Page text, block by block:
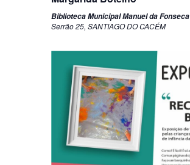
Biblioteca Municipal Manuel da Fonseca
Serrão 25, SANTIAGO DO CACÉM